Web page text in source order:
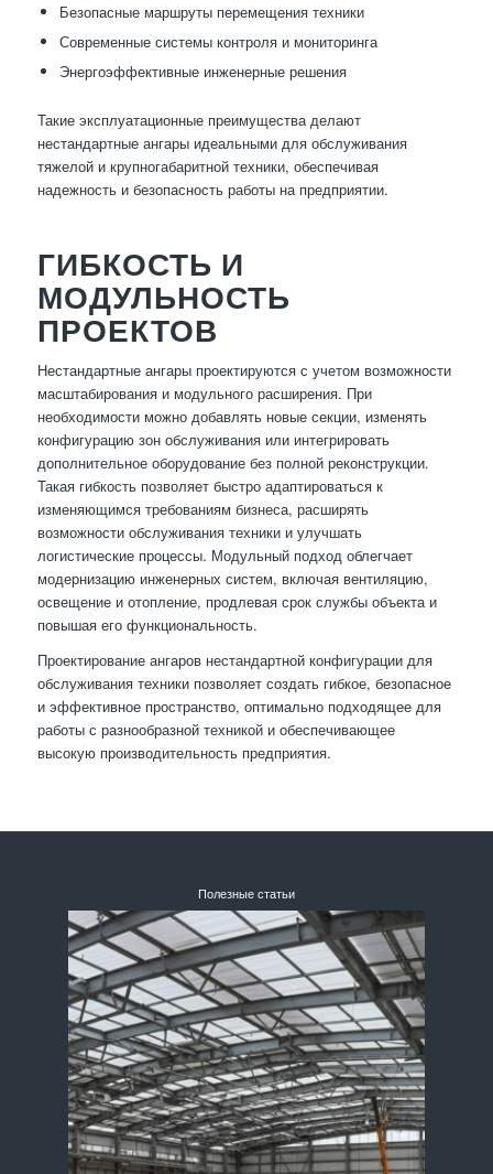
Безопасные маршруты перемещения техники
Современные системы контроля и мониторинга
Энергоэффективные инженерные решения
Такие эксплуатационные преимущества делают
нестандартные ангары идеальными для обслуживания
тяжелой и крупногабаритной техники, обеспечивая
надежность и безопасность работы на предприятии.
ГИБКОСТЬ И
МОДУЛЬНОСТЬ
ПРОЕКТОВ
Нестандартные ангары проектируются с учетом возможности
масштабирования и модульного расширения. При
необходимости можно добавлять новые секции, изменять
конфигурацию зон обслуживания или интегрировать
дополнительное оборудование без полной реконструкции.
Такая гибкость позволяет быстро адаптироваться к
изменяющимся требованиям бизнеса, расширять
возможности обслуживания техники и улучшать
логистические процессы. Модульный подход облегчает
модернизацию инженерных систем, включая вентиляцию,
освещение и отопление, продлевая срок службы объекта и
повышая его функциональность.
Проектирование ангаров нестандартной конфигурации для
обслуживания техники позволяет создать гибкое, безопасное
и эффективное пространство, оптимально подходящее для
работы с разнообразной техникой и обеспечивающее
высокую производительность предприятия.
Полезные статьи